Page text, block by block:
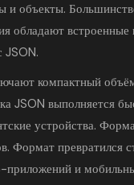
и объекты.
обладают встроенные
JSON.
компактный
JSON выполняется
устройства.
Формат превратился
приложений и